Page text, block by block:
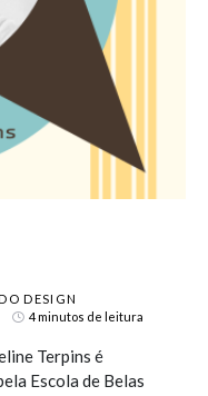
DESIGN
4 minutos de leitura
Terpins é
Escola de Belas